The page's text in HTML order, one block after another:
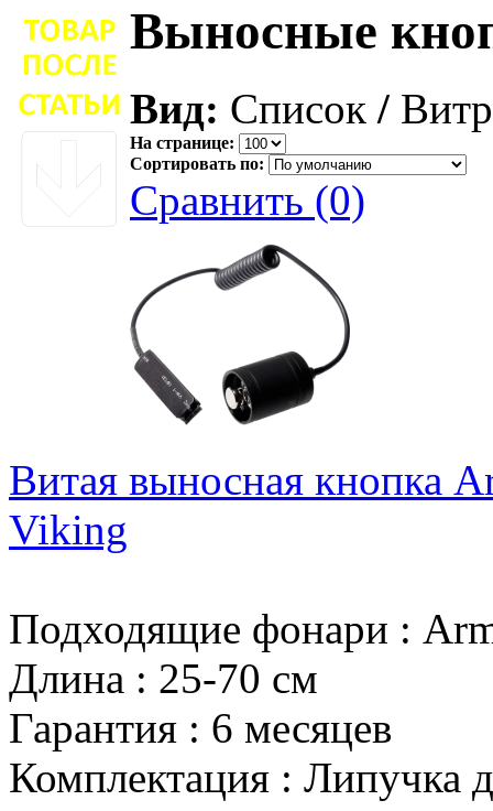
Выносные
Вид: Список /
На странице:
Сортировать по:
Сравнить (0)
Витая выносная кнопка
Viking
Подходящие фонари :
Длина : 25-70 см
Гарантия : 6 месяцев
Комплектация : Липучка